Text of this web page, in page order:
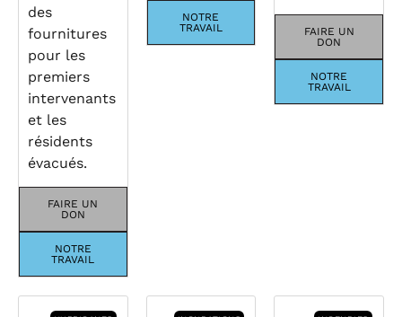
des
fournitures
pour les
premiers
intervenants
et les
résidents
évacués.
FAIRE UN
DON
NOTRE
TRAVAIL
NOTRE
TRAVAIL
FAIRE UN
DON
NOTRE
TRAVAIL